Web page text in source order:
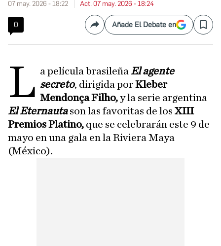
07 may. 2026 - 18:22 Act. 07 may. 2026 - 18:24
0 CompartirAñade El Debate en Save
L a película brasileña El agente
secreto, dirigida porKleber
Mendonça Filho,y la serie argentina
El Eternautason las favoritas de los XIII
Premios Platino, que se celebrarán este 9 de
mayo en una gala en la Riviera Maya
(México).